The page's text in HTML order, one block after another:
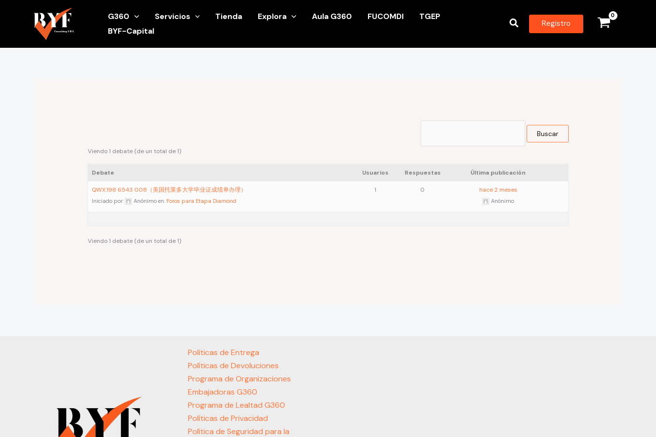
G360 Servicios Tienda Explora Aula G360 FUCOMDI
TGEP
BYF-Capital
Buscar Registro
Viendo 1 debate (de un total de 1)
Debate Usuarios Respuestas Última publicación
QWX:198 6543 008（美国托莱多大学毕业证成绩单办理）
Iniciado por: Anónimo en: Foros para Etapa Diamond
1 0 hace 2 meses
Anónimo
Viendo 1 debate (de un total de 1)
Políticas de Entrega
Políticas de Devoluciones
Programa de Organizaciones
Embajadoras G360
Programa de Lealtad G360
Políticas de Privacidad
Política de Seguridad para la